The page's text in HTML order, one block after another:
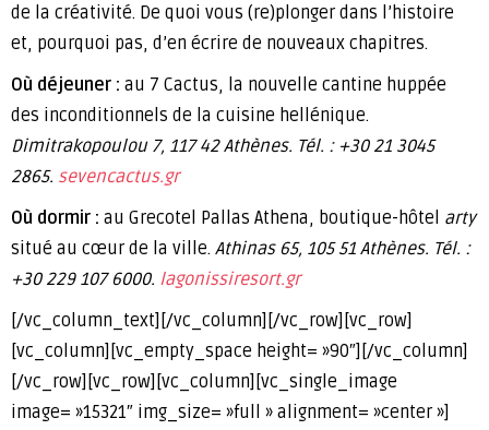
de la créativité. De quoi vous (re)plonger dans l’histoire
et, pourquoi pas, d’en écrire de nouveaux chapitres.
Où déjeuner : au 7 Cactus, la nouvelle cantine huppée
des inconditionnels de la cuisine hellénique.
Dimitrakopoulou 7, 117 42 Athènes. Tél. : +30 21 3045
2865. sevencactus.gr
Où dormir : au Grecotel Pallas Athena, boutique-hôtel arty
situé au cœur de la ville. Athinas 65, 105 51 Athènes. Tél. :
+30 229 107 6000. lagonissiresort.gr
[/vc_column_text][/vc_column][/vc_row][vc_row]
[vc_column][vc_empty_space height= »90″][/vc_column]
[/vc_row][vc_row][vc_column][vc_single_image
image= »15321″ img_size= »full » alignment= »center »]